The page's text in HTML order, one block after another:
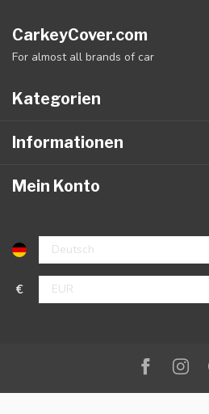
CarkeyCover.com
For almost all brands of car
Kategorien
Informationen
Mein Konto
€